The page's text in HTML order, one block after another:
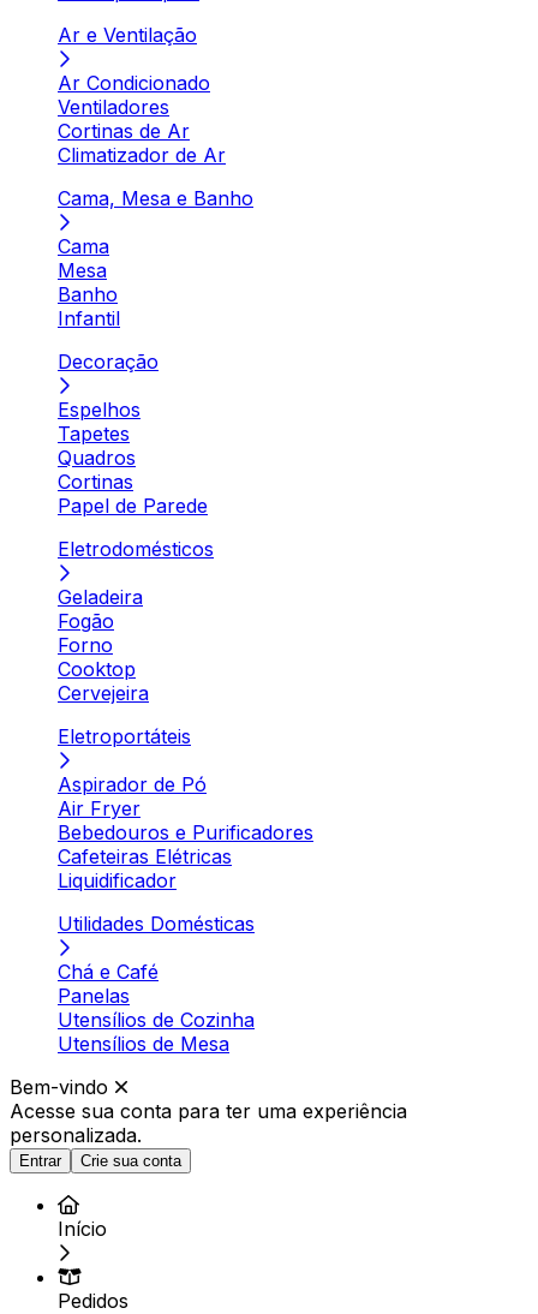
Ar e Ventilação
Ar Condicionado
Ventiladores
Cortinas de Ar
Climatizador de Ar
Cama, Mesa e Banho
Cama
Mesa
Banho
Infantil
Decoração
Espelhos
Tapetes
Quadros
Cortinas
Papel de Parede
Eletrodomésticos
Geladeira
Fogão
Forno
Cooktop
Cervejeira
Eletroportáteis
Aspirador de Pó
Air Fryer
Bebedouros e Purificadores
Cafeteiras Elétricas
Liquidificador
Utilidades Domésticas
Chá e Café
Panelas
Utensílios de Cozinha
Utensílios de Mesa
Bem-vindo
Acesse sua conta para ter uma experiência
personalizada.
Entrar Crie sua conta
Início
Pedidos